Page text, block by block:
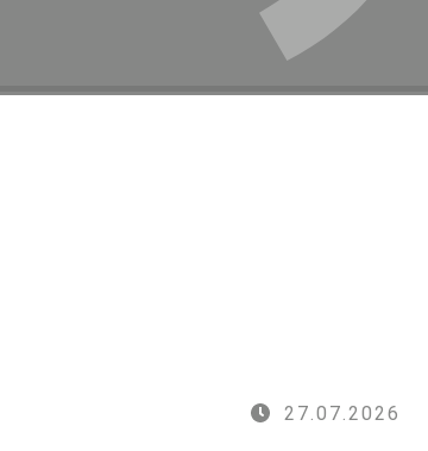
27.07.2026